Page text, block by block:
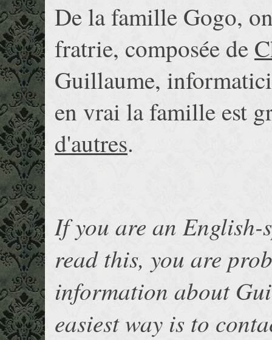
De la famille Gogo,
fratrie, composée de
Guillaume,
en vrai la famille est
d'autres.
If you are an
read this, you are
information about
easiest way is to